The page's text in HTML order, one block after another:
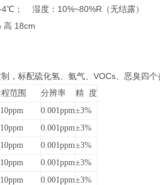
； 湿度：10%~80%R（无结露）
高 18cm
，标配硫化氢、氨气、VOCs、恶臭四个
范围 分辨率
精 度
0.001ppm±3%
0.001ppm±3%
0.001ppm±3%
0.001ppm±3%
0.001ppm±3%